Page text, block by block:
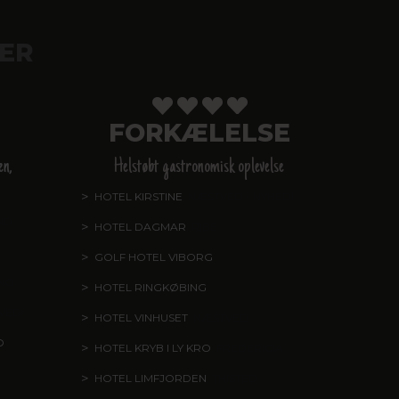
FORKÆLELSE
Helstøbt gastronomisk oplevelse
HOTEL KIRSTINE
HOTEL DAGMAR
GOLF HOTEL VIBORG
HOTEL RINGKØBING
HOTEL VINHUSET
HOTEL KRYB I LY KRO
HOTEL LIMFJORDEN